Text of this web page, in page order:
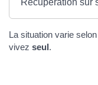
Récupération sur
La situation varie
vivez seul.